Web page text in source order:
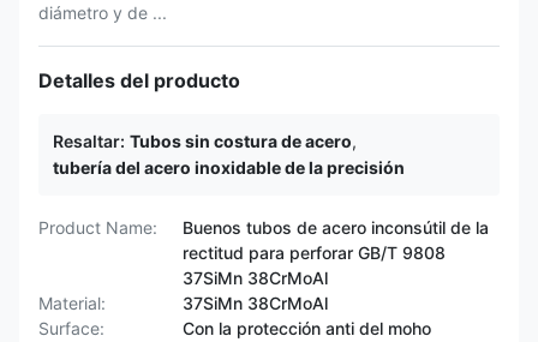
diámetro y de ...
Detalles del producto
Resaltar: Tubos sin costura de acero,
tubería del acero inoxidable de la precisión
Product Name:
Buenos tubos de acero inconsútil de la
rectitud para perforar GB/T 9808
37SiMn 38CrMoAl
Material:
37SiMn 38CrMoAl
Surface:
Con la protección anti del moho